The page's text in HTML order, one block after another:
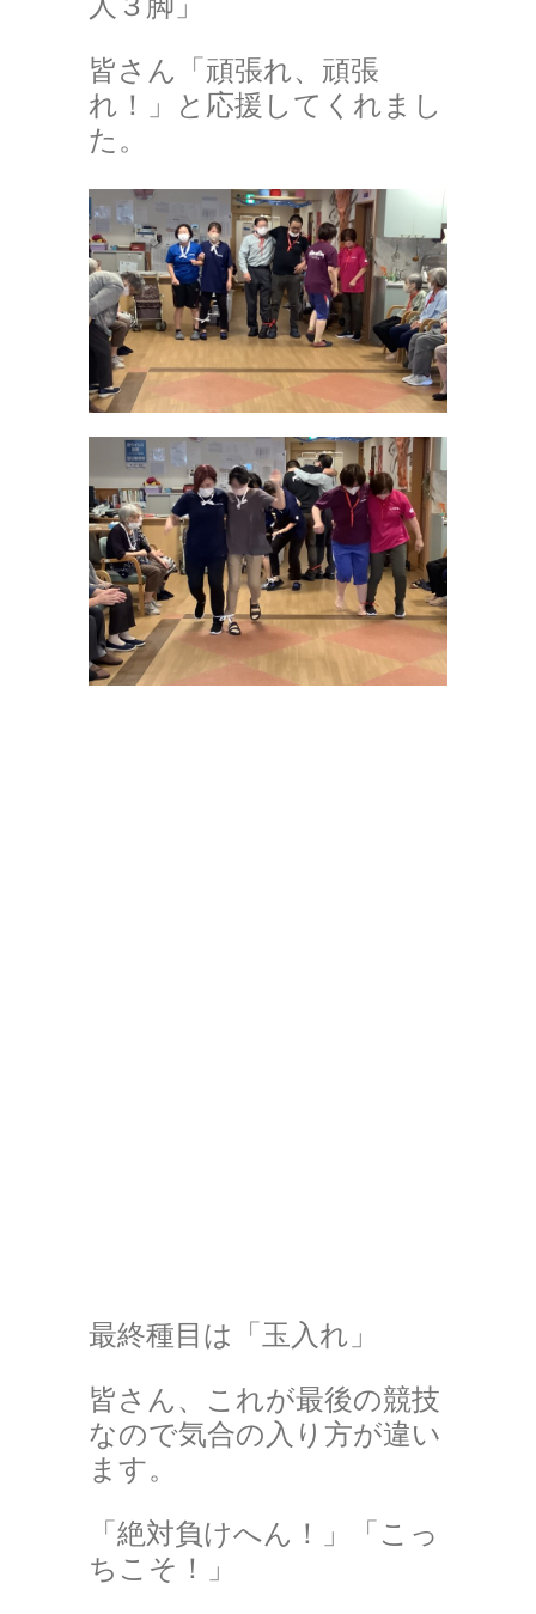
皆さん「頑張れ、頑張
れ！」と応援してくれまし
た。
最終種目は「玉入れ」
皆さん、これが最後の競技
なので気合の入り方が違い
ます。
「絶対負けへん！」「こっ
ちこそ！」